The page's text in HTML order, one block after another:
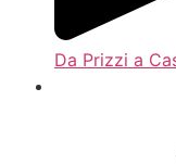
Da Prizzi a